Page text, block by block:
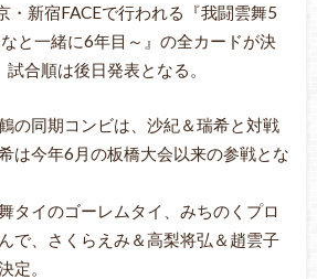
・新宿FACEで行われる『我闘雲舞5
と一緒に6年目～』の全カードが決
合順は後日発表となる。
の同期コンビは、沙紀＆瑞希と対戦
は今年6月の板橋大会以来の参戦とな
タイのゴーレムタイ、みちのくプロ
で、さくらえみ＆高梨将弘＆趙雲子
定。